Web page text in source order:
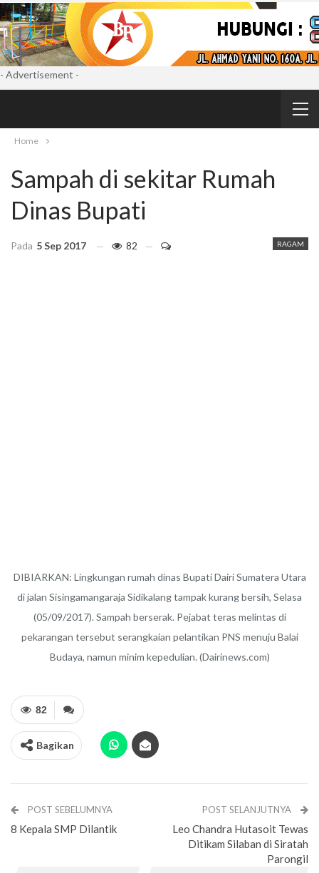
- Advertisement -
Home
Sampah di sekitar Rumah
Dinas Bupati
RAGAM
Pada 5 Sep 2017 82
DIBIARKAN: Lingkungan rumah dinas Bupati Dairi Sumatera Utara
di jalan Sisingamangaraja Sidikalang tampak kurang bersih, Selasa
(05/09/2017). Sampah berserak. Pejabat teras melintas di
pekarangan tersebut serangkaian pelantikan PNS menuju Balai
Budaya, namun minim kepedulian. (Dairinews.com)
82
Bagikan
POST SEBELUMNYA
8 Kepala SMP Dilantik
POST SELANJUTNYA
Leo Chandra Hutasoit Tewas
Ditikam Silaban di Siratah
Parongil